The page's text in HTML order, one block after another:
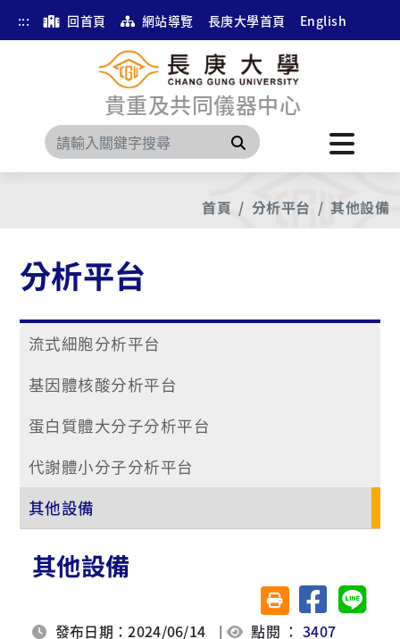
::: 回首頁 網站導覽 長庚大學首頁 English
貴重及共同儀器中心
搜尋
首頁 分析平台 其他設備
分析平台
流式細胞分析平台
基因體核酸分析平台
蛋白質體大分子分析平台
代謝體小分子分析平台
其他設備
其他設備
友善列印(另開視窗)
分享至臉書分享
發布日期：2024/06/14 | 點閱 ：3407